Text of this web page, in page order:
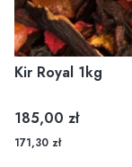
Kir Royal 1kg
Cena
185,00 zł
171,30 zł